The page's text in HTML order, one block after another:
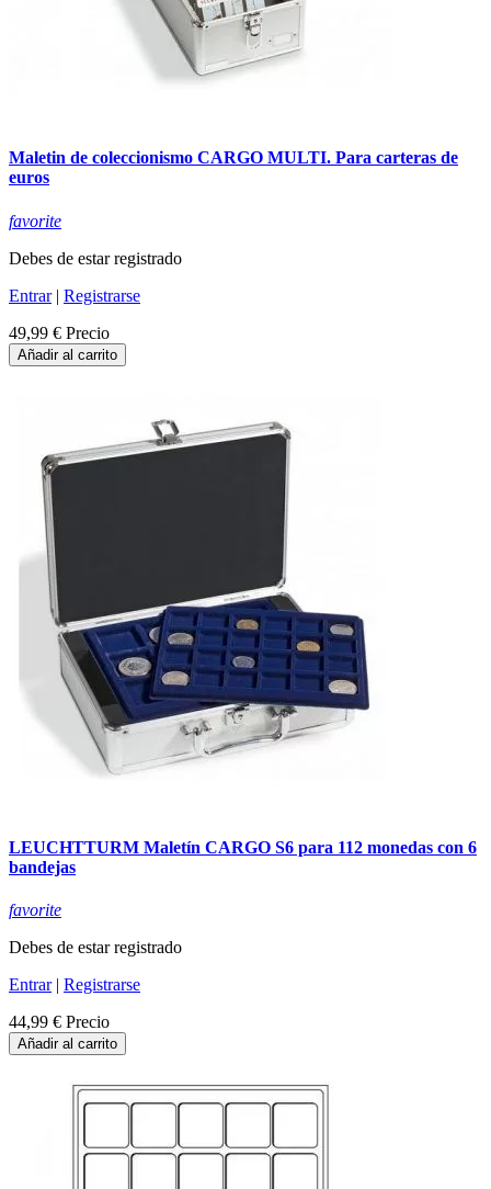
Maletin de coleccionismo CARGO MULTI. Para carteras de
euros
favorite
Debes de estar registrado
Entrar| Registrarse
49,99 € Precio
Añadir al carrito
LEUCHTTURM Maletín CARGO S6 para 112 monedas con 6
bandejas
favorite
Debes de estar registrado
Entrar| Registrarse
44,99 € Precio
Añadir al carrito